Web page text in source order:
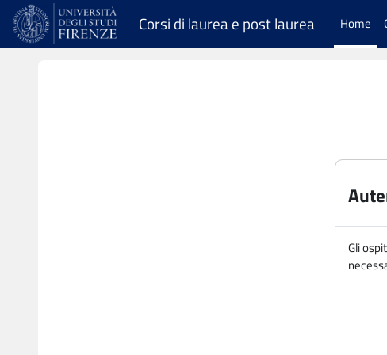
Vai al contenuto principale
Corsi di laurea e post laurea Home
Gli